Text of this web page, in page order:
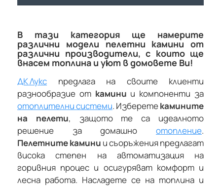
В тази категория ще намерите
различни моделипелетни камини от
различни производители, с които ще
внасем топлина и уют в домовете Ви!
ДК Лукс предлага на своите клиенти
разнообразие от камини и компоненти за
отоплителни системи. Изберетекамините
на пелети, защото те са идеалното
решение за домашно отопление.
Пелетните камини и съоръжения предлагат
висока степен на автоматизация на
горивния процес и осигуряват комфорт и
лесна работа. Насладете се на топлина и